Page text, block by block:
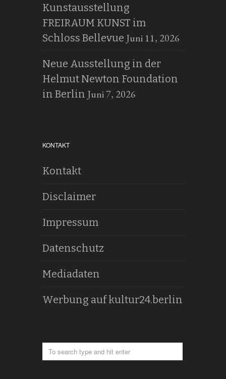
Kunstausstellung
FREIRAUM KUNST im
Schloss Bellevue Juni 11, 2026
Neue Ausstellung in der
Helmut Newton Foundation
in Berlin Juni 7, 2026
KONTAKT
Kontakt
Disclaimer
Impressum
Datenschutz
Mediadaten
Werbung auf kultur24.berlin